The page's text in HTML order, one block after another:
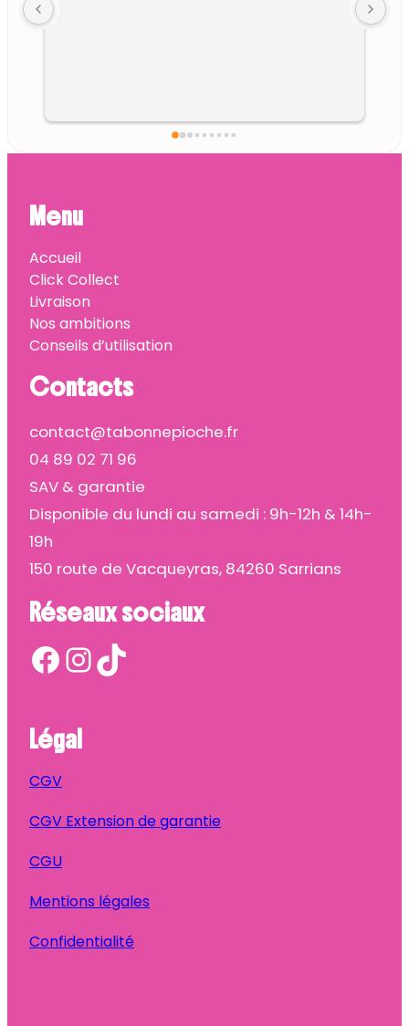
Menu
Accueil
Click Collect
Livraison
Nos ambitions
Conseils d’utilisation
Contacts
contact@tabonnepioche.fr
04 89 02 71 96
SAV & garantie
Disponible du lundi au samedi : 9h-12h & 14h-
19h
150 route de Vacqueyras, 84260 Sarrians
Réseaux sociaux
Facebook InstagramTikTok
Légal
CGV
CGV Extension de garantie
CGU
Mentions légales
Confidentialité